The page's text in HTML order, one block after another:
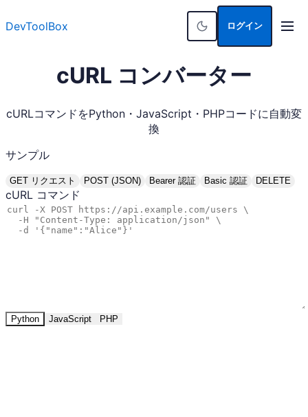
DevToolBox ログイン
cURL コンバーター
cURLコマンドをPython・JavaScript・PHPコードに自動変
換
サンプル
GET リクエスト POST (JSON) Bearer 認証 Basic 認証 DELETE
cURL コマンド
Python JavaScript PHP